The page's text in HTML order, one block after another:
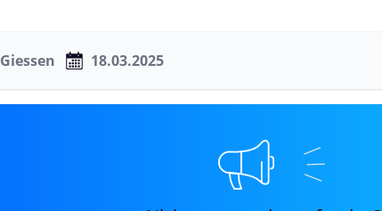
Giessen 18.03.2025